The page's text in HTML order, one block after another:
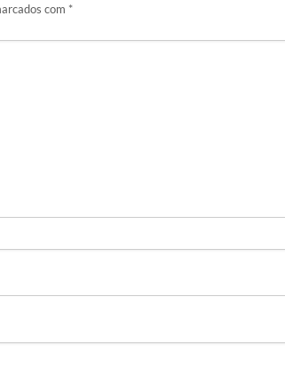
com *